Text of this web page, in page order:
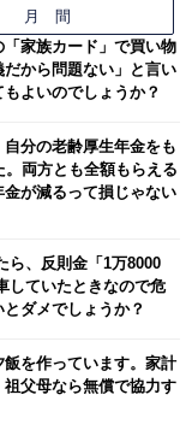
月 間
家族カード」で買い物
から問題ない」と言い
よいのでしょうか？
分の老齢厚生年金をも
。両方とも全額もらえる
が減るって損じゃない
ら、反則金「1万8000
していたときなので危
ダメでしょうか？
を作っています。家計
父母なら無償で協力す